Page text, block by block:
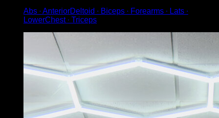
Abs ∙ AnteriorDeltoid ∙ Biceps ∙ Forearms ∙ Lats ∙
LowerChest ∙ Triceps